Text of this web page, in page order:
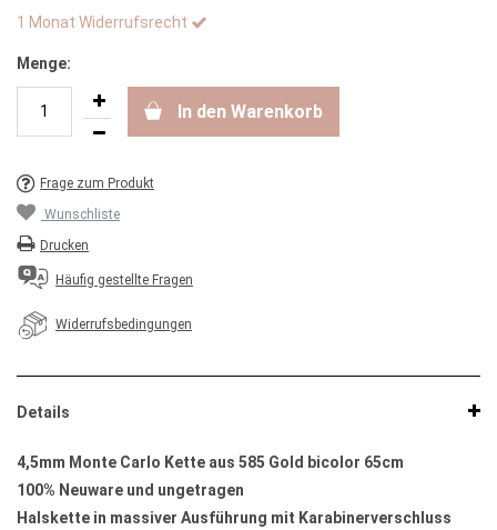
1 Monat Widerrufsrecht
Menge:
In den Warenkorb
Frage zum Produkt
Wunschliste
Drucken
Häufig gestellte Fragen
Widerrufsbedingungen
Details
4,5mm Monte Carlo Kette aus 585 Gold bicolor 65cm
100% Neuware und ungetragen
Halskette in massiver Ausführung mit Karabinerverschluss